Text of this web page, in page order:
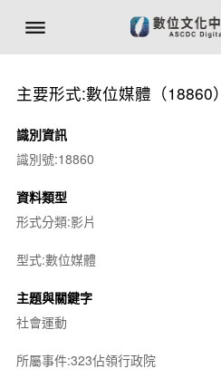
主要形式:數位媒體（18860）
識別資訊
識別號:18860
資料類型
形式分類:影片
型式:數位媒體
主題與關鍵字
社會運動
所屬事件:323佔領行政院